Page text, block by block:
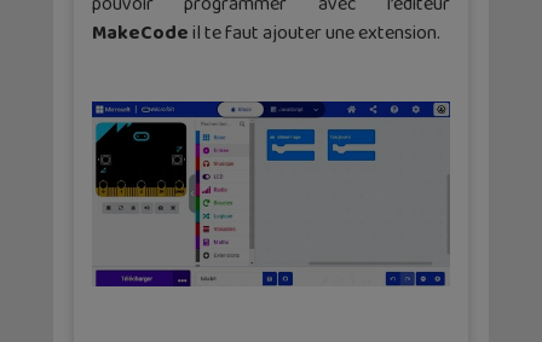
MakeCodeil te faut ajouter une extension.